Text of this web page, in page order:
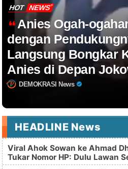
HOT NEWS
Anies Ogah-
dengan
Langsung Bongkar
Anies di Depan
DEMOKRASI News
HEADLINE News
Viral Ahok Sowan ke Ahmad
Tukar Nomor HP: Dulu Lawan